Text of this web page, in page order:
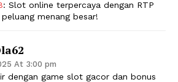
: Slot online terpercaya dengan RTP
menang besar!
At 3:00 pm
dengan game slot gacor dan bonus